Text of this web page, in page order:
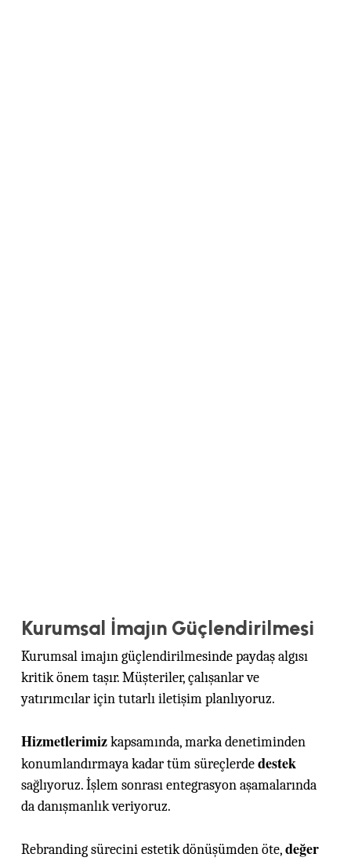
Kurumsal İmajın Güçlendirilmesi
Kurumsal imajın güçlendirilmesinde paydaş algısı
kritik önem taşır. Müşteriler, çalışanlar ve
yatırımcılar için tutarlı iletişim planlıyoruz.
Hizmetlerimizkapsamında, marka denetiminden
konumlandırmaya kadar tüm süreçlerdedestek
sağlıyoruz. İşlem sonrası entegrasyon aşamalarında
da danışmanlık veriyoruz.
Rebranding sürecini estetik dönüşümden öte,değer